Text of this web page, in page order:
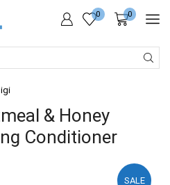
0 0
& Honey
Conditioner
SALE